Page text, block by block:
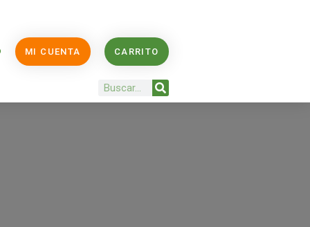
MI CUENTA CARRITO
Buscar